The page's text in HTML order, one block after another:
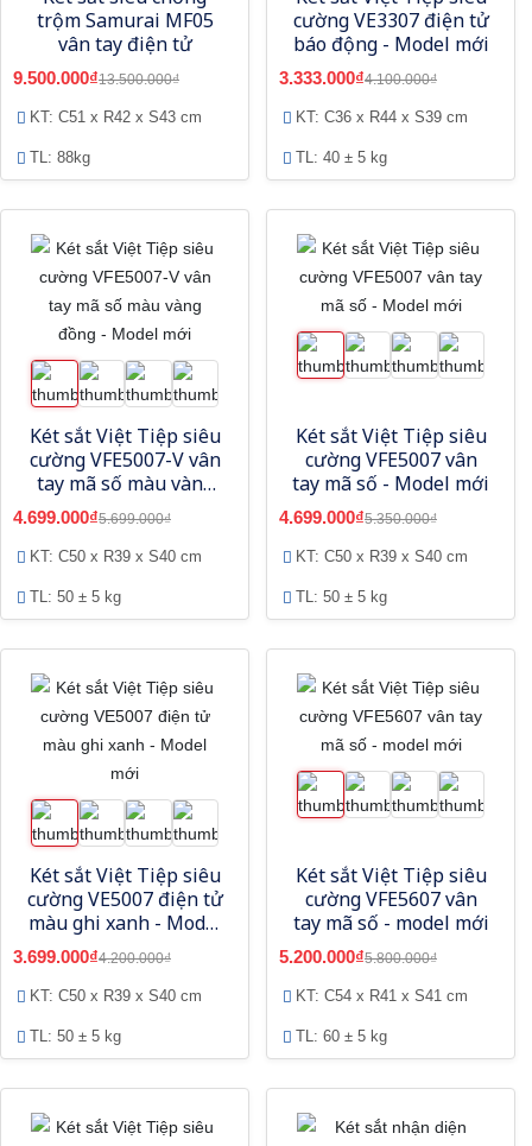
trộm Samurai MF05
vân tay điện tử
9.500.000₫13.500.000₫
KT: C51 x R42 x S43 cm
TL: 88kg
cường VE3307 điện tử
báo động - Model mới
3.333.000₫4.100.000₫
KT: C36 x R44 x S39 cm
TL: 40 ± 5 kg
Két sắt Việt Tiệp siêu
cường VFE5007-V vân
tay mã số màu vàng
đồng - Model mới
4.699.000₫5.699.000₫
KT: C50 x R39 x S40 cm
TL: 50 ± 5 kg
Két sắt Việt Tiệp siêu
cường VFE5007 vân
tay mã số - Model mới
4.699.000₫5.350.000₫
KT: C50 x R39 x S40 cm
TL: 50 ± 5 kg
Két sắt Việt Tiệp siêu
cường VE5007 điện tử
màu ghi xanh - Model
mới
3.699.000₫4.200.000₫
KT: C50 x R39 x S40 cm
TL: 50 ± 5 kg
Két sắt Việt Tiệp siêu
cường VFE5607 vân
tay mã số - model mới
5.200.000₫5.800.000₫
KT: C54 x R41 x S41 cm
TL: 60 ± 5 kg